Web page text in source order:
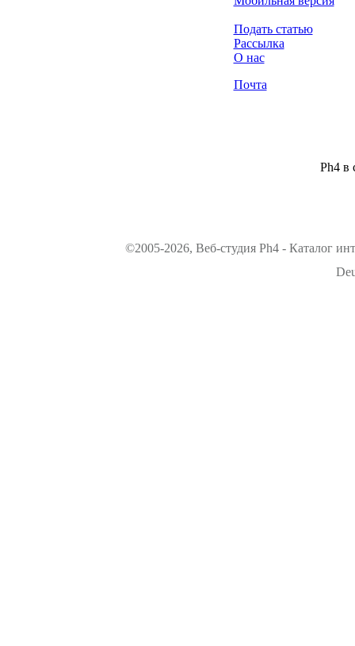
Подать статью
Рассылка
О нас
Почта
Ph4 в
©2005-2026, Веб-студия Ph4 - Каталог